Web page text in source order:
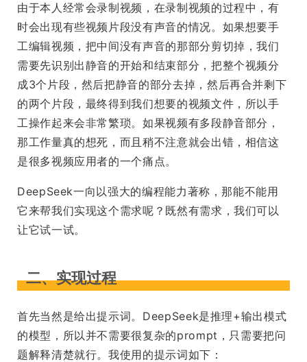
由于本人经常会录制视频，在录制视频的过程中，有
时会出现有些视频片段没有声音的情况。如果想要手
工编辑视频，把中间没有声音的那部分剪切掉，我们
需要先识别出静音的开始和结束部分，把整个视频分
成3个片段，然后把静音的部分去掉，然后再合并剩下
的两个片段，最终得到我们想要的视频文件，所以手
工操作起来会非常繁琐。如果视频有多段静音部分，
那工作量真的想死，而且稍不注意就会出错，相信这
是很多视频应用者的一个痛点。
DeepSeek一向以强大的编程能力著称，那能不能用
它来帮我们实现这个需求呢？既然有需求，我们可以
让它试一试。
二、实现过程
首先当然是给出提示词。DeepSeek是推理+输出模式
的模型，所以并不需要很复杂的prompt，只需要把问
题解释清楚就行。我使用的提示词如下：